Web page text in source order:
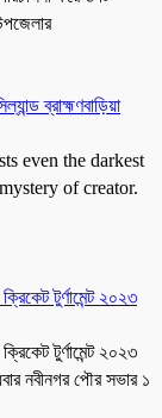
ব্রাহ্মণবাড়িয়া
even the darkest
of creator.
টুর্ণামেন্ট ২০২৩
টুর্ণামেন্ট ২০২৩
নবীনগর পৌর সভার ১